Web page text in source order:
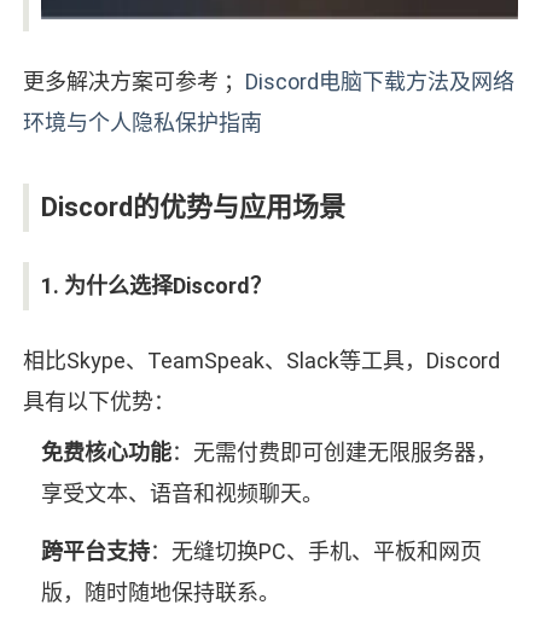
更多解决方案可参考 ； Discord电脑下载方法及网络
环境与个人隐私保护指南
Discord的优势与应用场景
1. 为什么选择Discord？
相比Skype、TeamSpeak、Slack等工具，Discord
具有以下优势：
免费核心功能：无需付费即可创建无限服务器，
享受文本、语音和视频聊天。
跨平台支持：无缝切换PC、手机、平板和网页
版，随时随地保持联系。